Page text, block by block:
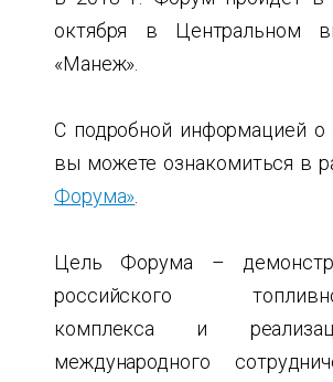
октября в Центральном
«Манеж».
С подробной информацией
вы можете ознакомиться в
Форума»
Цель Форума –
российского
комплекса и
международного